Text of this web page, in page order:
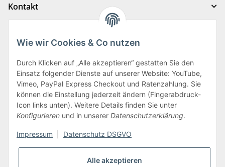
Kontakt
Auftragsabwicklung
Auftragsabwicklung
Wie wir Cookies & Co nutzen
Durch Klicken auf „Alle akzeptieren“ gestatten Sie den
Einsatz folgender Dienste auf unserer Website: YouTube,
Vimeo, PayPal Express Checkout und Ratenzahlung. Sie
können die Einstellung jederzeit ändern (Fingerabdruck-
Icon links unten). Weitere Details finden Sie unter
Konfigurieren und in unserer Datenschutzerklärung.
Impressum Datenschutz DSGVO
Alle akzeptieren